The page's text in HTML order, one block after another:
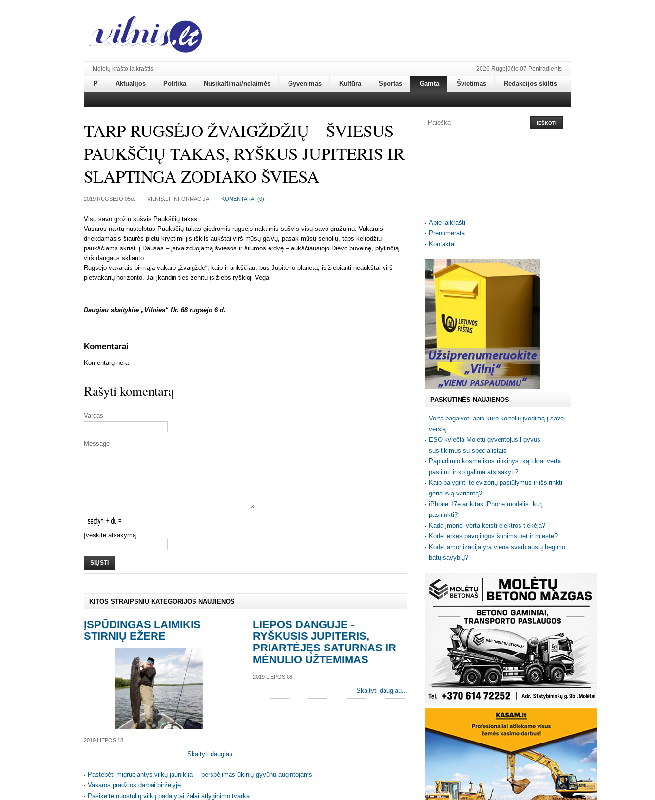
Molėtų krašto laikraštis 2026 Rugpjūčio 07 Pentradienis
P Aktualijos Politika Nusikaltimai/nelaimės Gyvenimas Kultūra Sportas Gamta Švietimas Redakcijos skiltis
TARP RUGSĖJO ŽVAIGŽDŽIŲ – ŠVIESUS
PAUKŠČIŲ TAKAS, RYŠKUS JUPITERIS IR
SLAPTINGA ZODIAKO ŠVIESA
2019 RUGSĖJO 05d. VILNIS.LT INFORMACIJA KOMENTARAI (0)
Visu savo grožiu sušvis Paukščių takas
Vasaros naktų nustelbtas Paukščių takas giedromis rugsėjo naktimis sušvis visu savo gražumu. Vakarais
driekdamasis šiaurės-pietų kryptimi jis iškils aukštai virš mūsų galvų, pasak mūsų senolių, taps kelrodžiu
paukščiams skristi į Dausas – įsivaizduojamą šviesos ir šilumos erdvę – aukščiausiojo Dievo buveinę, plytinčią
virš dangaus skliauto.
Rugsėjo vakarais pirmąja vakaro „žvaigžde“, kaip ir ankščiau, bus Jupiterio planeta, įsižiebianti neaukštai virš
pietvakarių horizonto. Jai įkandin ties zenitu įsižiebs ryškioji Vega.
Daugiau skaitykite „Vilnies“ Nr. 68 rugsėjo 6 d.
Komentarai
Komentarų nėra
Rašyti komentarą
Vardas
Message
Įveskite atsakymą
SIŲSTI
KITOS STRAIPSNIŲ KATEGORIJOS NAUJIENOS
ĮSPŪDINGAS LAIMIKIS
STIRNIŲ EŽERE
2019 LIEPOS 18
Skaityti daugiau...
LIEPOS DANGUJE -
RYŠKUSIS JUPITERIS,
PRIARTĖJĘS SATURNAS IR
MĖNULIO UŽTEMIMAS
2019 LIEPOS 08
Skaityti daugiau...
Pastebėti migruojantys vilkų jaunikliai – perspėjimas ūkinių gyvūnų augintojams
Vasaros pradžios darbai birželyje
Pasikeitė nuostolių vilkų padarytai žalai atlyginimo tvarka
Apie laikraštį
Prenumerata
Kontaktai
PASKUTINĖS NAUJIENOS
Verta pagalvoti apie kuro kortelių įvedimą į savo
verslą
ESO kviečia Molėtų gyventojus į gyvus
susitikimus su specialistais
Paplūdimio kosmetikos rinkinys: ką tikrai verta
pasiimti ir ko galima atsisakyti?
Kaip palyginti televizorių pasiūlymus ir išsirinkti
geriausią variantą?
iPhone 17e ar kitas iPhone modelis: kurį
pasirinkti?
Kada įmonei verta keisti elektros tiekėją?
Kodėl erkės pavojingos šunims net ir mieste?
Kodėl amortizacija yra viena svarbiausių bėgimo
batų savybių?